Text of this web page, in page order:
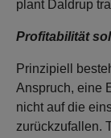
plant Daldrup
Profitabilität
Prinzipiell
Anspruch, eine
nicht auf die
zurückzufallen.